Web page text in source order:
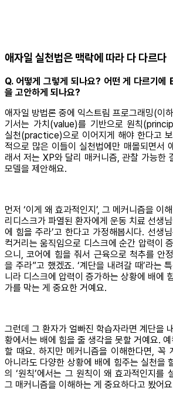
애자일 실천법은 맥락에 따라 다 다르다
Q. 어떻게 그렇게 되나요? 어떤 게 다르기에
을 고안하게 되나요?
애자일 방법론 중에 익스트림 프로그래밍(이
기서는 가치(value)를 기반으로 원칙
실천(practice)으로 이어지게 해야 한다고
적으로 많은 이들이 실천법에만 매몰되면서
래서 저는 XP와 달리 매커니즘, 관찰 가능한
모델을 제안해요.
먼저 ‘이게 왜 효과적인지’, 그 메커니즘을 이
리디스크가 파열된 환자에게 운동 치료 선생
에 힘을 주라’고 한다고 가정해봅시다. 선생
컥거리는 움직임으로 디스크에 순간 압력이
으니, 코어에 힘을 줘서 근육으로 척추를 안
을 주라”고 했겠죠. ‘계단을 내려갈 때’라는
니라 디스크에 압력이 증가하는 상황에 배에
가를 막는 게 중요한 거예요.
그런데 그 환자가 얼빠진 학습자라면 계단을
황에서는 배에 힘을 줄 생각을 못할 거예요.
할 때요. 하지만 메커니즘을 이해한다면, 꼭
아니라도 다양한 상황에 배에 힘주는 실천을
의 ‘원칙’에서는 그 원칙이 왜 효과적인지를
그 매커니즘을 이해하는 게 중요하다고 봤어